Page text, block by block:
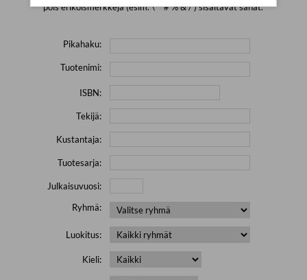
pois erikoismerkkejä (esim. \' " # % & / ) sisältävät sanat.
Pikahaku:
Tuotenimi:
ISBN:
Tekijä:
Kustantaja:
Tuotesarja:
Julkaisuvuosi:
Ryhmä:
Luokitus:
Kieli: